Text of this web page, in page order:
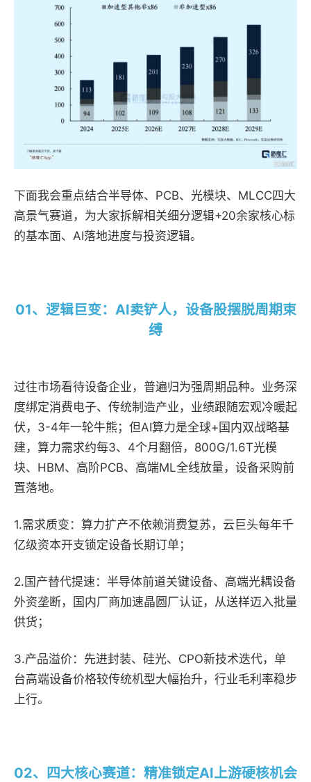
下面我会重点结合半导体、PCB、光模块、MLCC四大
高景气赛道，为大家拆解相关细分逻辑+20余家核心标
的基本面、AI落地进度与投资逻辑。
01、 逻辑巨变：AI卖铲人，设备股摆脱周期束
缚
过往市场看待设备企业，普遍归为强周期品种。业务深
度绑定消费电子、传统制造产业，业绩跟随宏观冷暖起
伏，3-4年一轮牛熊；但AI算力是全球+国内双战略基
建，算力需求约每3、4个月翻倍，800G/1.6T光模
块、HBM、高阶PCB、高端ML全线放量，设备采购前
置落地。
1.需求质变： 算力扩产不依赖消费复苏，云巨头每年千
亿级资本开支锁定设备长期订单；
2.国产替代提速： 半导体前道关键设备、高端光耦设备
外资垄断，国内厂商加速晶圆厂认证，从送样迈入批量
供货；
3.产品溢价： 先进封装、硅光、CPO新技术迭代，单
台高端设备价格较传统机型大幅抬升，行业毛利率稳步
上行。
02、 四大核心赛道：精准锁定AI上游硬核机会